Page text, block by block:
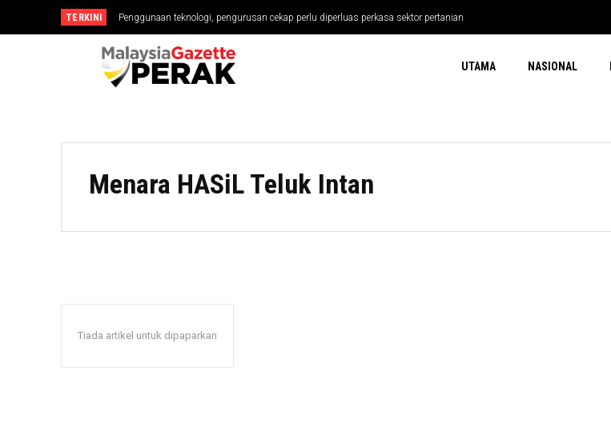
TERKINI Penggunaan teknologi, pengurusan cekap perlu diperluas perkasa sektor pertanian
UTAMA NASIONAL
Menara HASiL Teluk Intan
Tiada artikel untuk dipaparkan